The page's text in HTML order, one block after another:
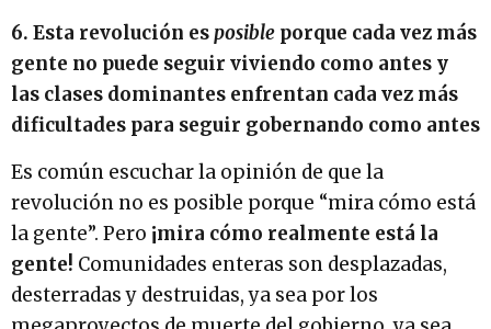
6. Esta revolución esposible porque cada vez más
gente no puede seguir viviendo como antes y
las clases dominantes enfrentan cada vez más
dificultades para seguir gobernando como antes
Es común escuchar la opinión de que la
revolución no es posible porque “mira cómo está
la gente”. Pero ¡mira cómo realmente está la
gente! Comunidades enteras son desplazadas,
desterradas y destruidas, ya sea por los